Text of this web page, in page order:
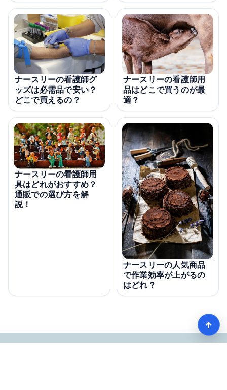
ナースリーの看護師グ
ッズは必需品で安い？
どこで買えるの？
ナースリーの看護師用
品はどこで買うのが最
適？
ナースリーの看護師用
具はどれがおすすめ？
通販での選び方を解
説！
ナースリーの人気商品
で作業効率が上がるの
はどれ？
↑